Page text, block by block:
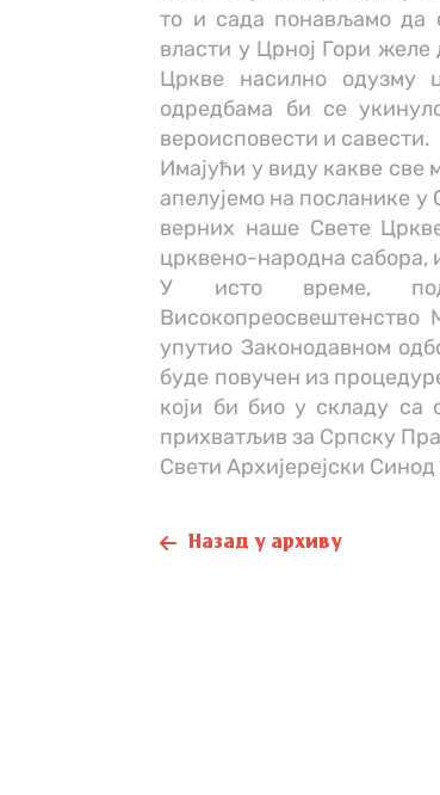
то и сада понављамо да
власти у Црној Гори
Цркве насилно одузму
одредбама би се
вероисповести и савести.
Имајући у виду какве све
апелујемо на посланике у
верних наше Свете
црквено-народна сабора,
У исто време,
Високопреосвештенство
упутио Законодавном
буде повучен из
који би био у складу са
прихватљив за Српску
Свети Архијерејски
Назад у архиву